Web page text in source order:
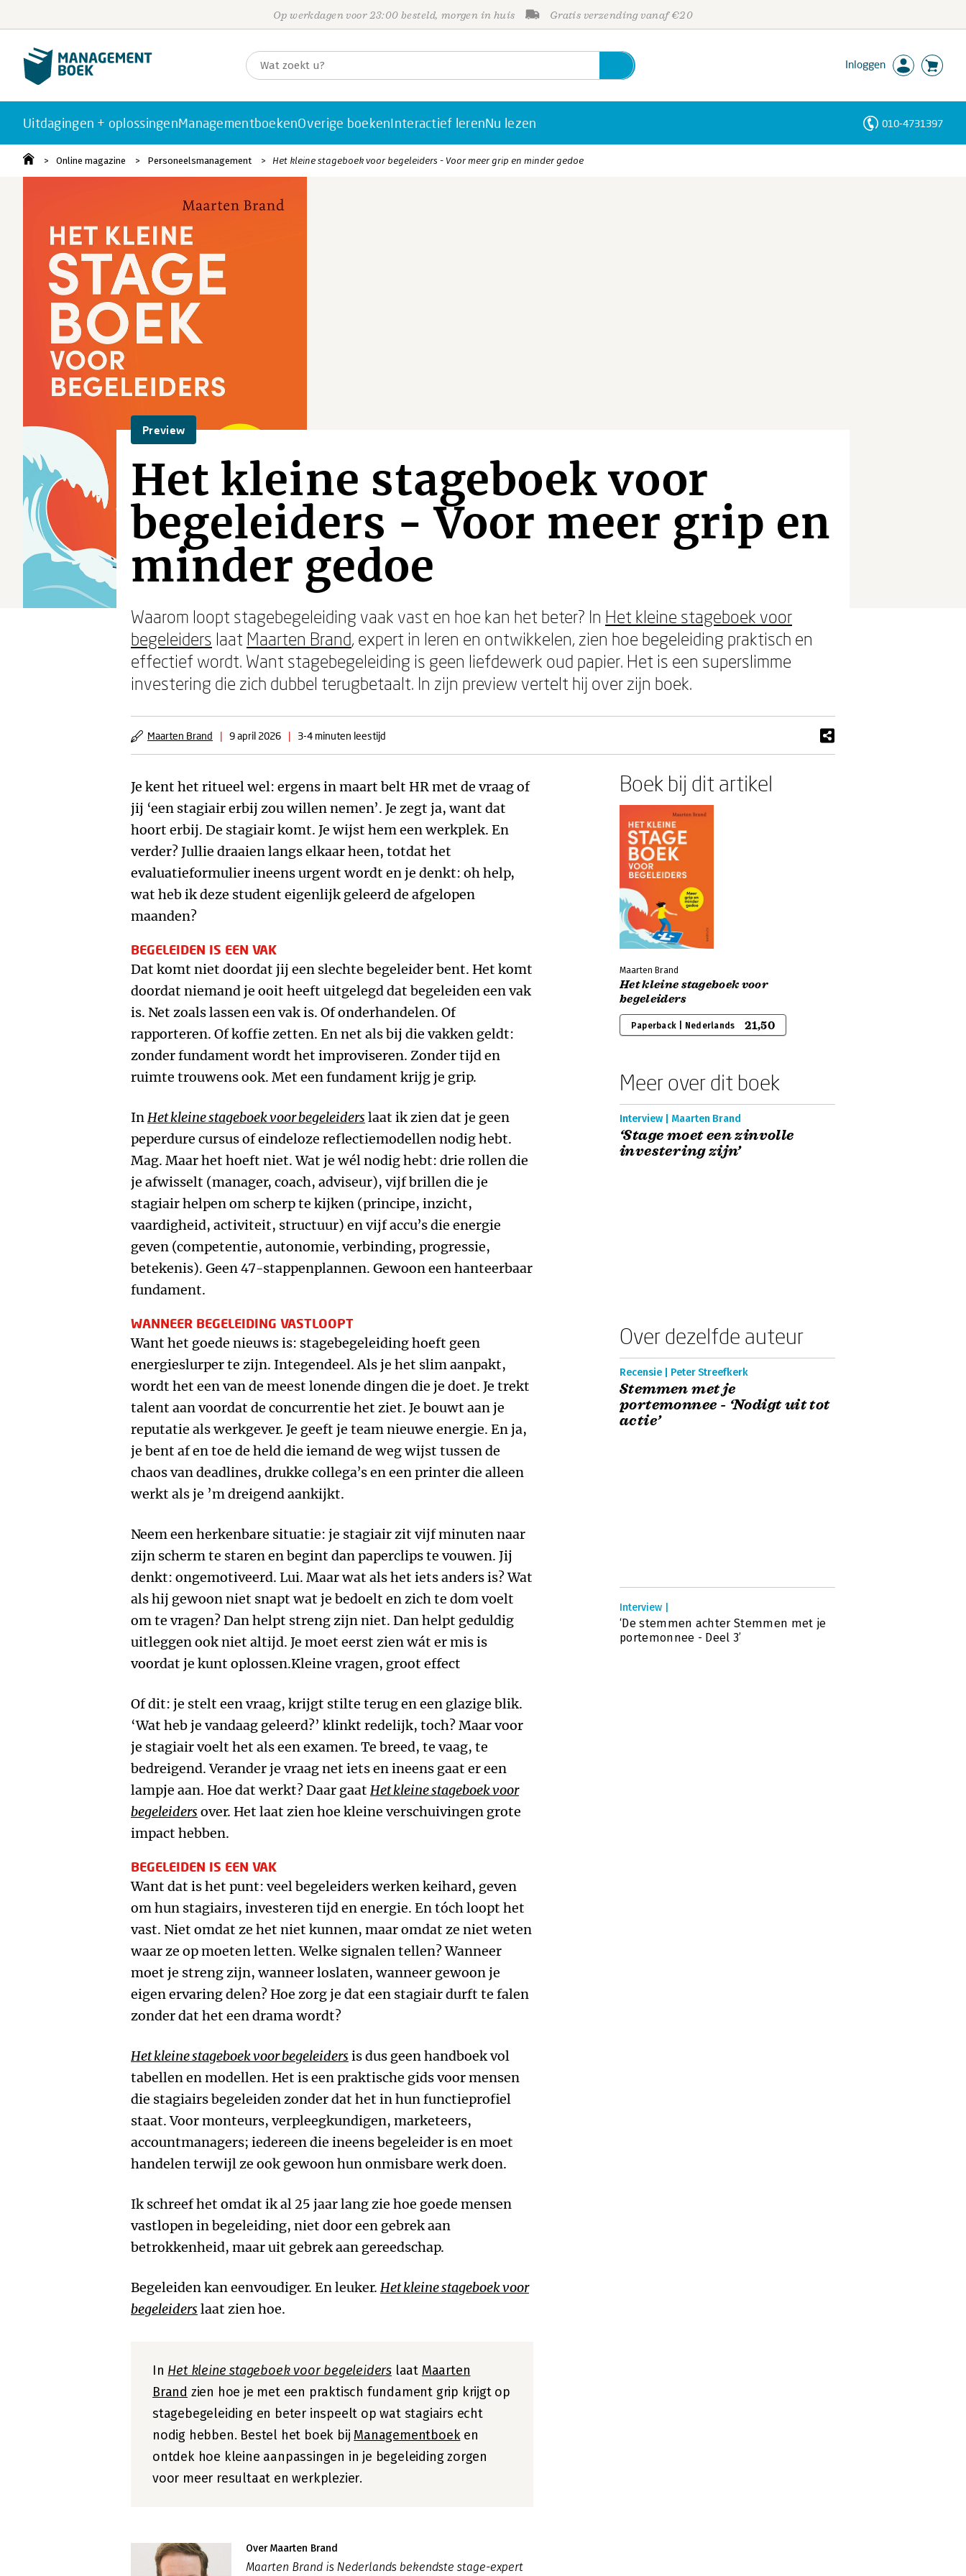
Op werkdagen voor 23:00 besteld, morgen in huis Gratis verzending vanaf €20
Inloggen
Uitdagingen + oplossingenManagementboekenOverige boekenInteractief lerenNu lezen 010-4731397
Online magazine Personeelsmanagement Het kleine stageboek voor begeleiders - Voor meer grip en minder gedoe
Preview
Het kleine stageboek voor
begeleiders - Voor meer grip en
minder gedoe
Waarom loopt stagebegeleiding vaak vast en hoe kan het beter? In Het kleine stageboek voor
begeleiders laat Maarten Brand, expert in leren en ontwikkelen, zien hoe begeleiding praktisch en
effectief wordt. Want stagebegeleiding is geen liefdewerk oud papier. Het is een superslimme
investering die zich dubbel terugbetaalt. In zijn preview vertelt hij over zijn boek.
Maarten Brand | 9 april 2026 | 3-4 minuten leestijd
Je kent het ritueel wel: ergens in maart belt HR met de vraag of
jij ‘een stagiair erbij zou willen nemen’. Je zegt ja, want dat
hoort erbij. De stagiair komt. Je wijst hem een werkplek. En
verder? Jullie draaien langs elkaar heen, totdat het
evaluatieformulier ineens urgent wordt en je denkt: oh help,
wat heb ik deze student eigenlijk geleerd de afgelopen
maanden?
BEGELEIDEN IS EEN VAK
Dat komt niet doordat jij een slechte begeleider bent. Het komt
doordat niemand je ooit heeft uitgelegd dat begeleiden een vak
is. Net zoals lassen een vak is. Of onderhandelen. Of
rapporteren. Of koffie zetten. En net als bij die vakken geldt:
zonder fundament wordt het improviseren. Zonder tijd en
ruimte trouwens ook. Met een fundament krijg je grip.
InHet kleine stageboek voor begeleiders laat ik zien dat je geen
peperdure cursus of eindeloze reflectiemodellen nodig hebt.
Mag. Maar het hoeft niet. Wat je wél nodig hebt: drie rollen die
je afwisselt (manager, coach, adviseur), vijf brillen die je
stagiair helpen om scherp te kijken (principe, inzicht,
vaardigheid, activiteit, structuur) en vijf accu’s die energie
geven (competentie, autonomie, verbinding, progressie,
betekenis). Geen 47-stappenplannen. Gewoon een hanteerbaar
fundament.
WANNEER BEGELEIDING VASTLOOPT
Want het goede nieuws is: stagebegeleiding hoeft geen
energieslurper te zijn. Integendeel. Als je het slim aanpakt,
wordt het een van de meest lonende dingen die je doet. Je trekt
talent aan voordat de concurrentie het ziet. Je bouwt aan je
reputatie als werkgever. Je geeft je team nieuwe energie. En ja,
je bent af en toe de held die iemand de weg wijst tussen de
chaos van deadlines, drukke collega’s en een printer die alleen
werkt als je ’m dreigend aankijkt.
Neem een herkenbare situatie: je stagiair zit vijf minuten naar
zijn scherm te staren en begint dan paperclips te vouwen. Jij
denkt: ongemotiveerd. Lui. Maar wat als het iets anders is? Wat
als hij gewoon niet snapt wat je bedoelt en zich te dom voelt
om te vragen? Dan helpt streng zijn niet. Dan helpt geduldig
uitleggen ook niet altijd. Je moet eerst zien wát er mis is
voordat je kunt oplossen.Kleine vragen, groot effect
Of dit: je stelt een vraag, krijgt stilte terug en een glazige blik.
‘Wat heb je vandaag geleerd?’ klinkt redelijk, toch? Maar voor
je stagiair voelt het als een examen. Te breed, te vaag, te
bedreigend. Verander je vraag net iets en ineens gaat er een
lampje aan. Hoe dat werkt? Daar gaat Het kleine stageboek voor
begeleiders over. Het laat zien hoe kleine verschuivingen grote
impact hebben.
BEGELEIDEN IS EEN VAK
Want dat is het punt: veel begeleiders werken keihard, geven
om hun stagiairs, investeren tijd en energie. En tóch loopt het
vast. Niet omdat ze het niet kunnen, maar omdat ze niet weten
waar ze op moeten letten. Welke signalen tellen? Wanneer
moet je streng zijn, wanneer loslaten, wanneer gewoon je
eigen ervaring delen? Hoe zorg je dat een stagiair durft te falen
zonder dat het een drama wordt?
Het kleine stageboek voor begeleiders is dus geen handboek vol
tabellen en modellen. Het is een praktische gids voor mensen
die stagiairs begeleiden zonder dat het in hun functieprofiel
staat. Voor monteurs, verpleegkundigen, marketeers,
accountmanagers; iedereen die ineens begeleider is en moet
handelen terwijl ze ook gewoon hun onmisbare werk doen.
Ik schreef het omdat ik al 25 jaar lang zie hoe goede mensen
vastlopen in begeleiding, niet door een gebrek aan
betrokkenheid, maar uit gebrek aan gereedschap.
Begeleiden kan eenvoudiger. En leuker. Het kleine stageboek voor
begeleiders laat zien hoe.
In Het kleine stageboek voor begeleiders laat Maarten
Brand zien hoe je met een praktisch fundament grip krijgt op
stagebegeleiding en beter inspeelt op wat stagiairs echt
nodig hebben. Bestel het boek bij Managementboeken
ontdek hoe kleine aanpassingen in je begeleiding zorgen
voor meer resultaat en werkplezier.
Over Maarten Brand
Maarten Brand is Nederlands bekendste stage-expert
Boek bij dit artikel
Maarten Brand
Het kleine stageboek voor
begeleiders
Paperback | Nederlands 21,50
Meer over dit boek
Interview | Maarten Brand
‘Stage moet een zinvolle
investering zijn’
Over dezelfde auteur
Recensie | Peter Streefkerk
Stemmen met je
portemonnee - ‘Nodigt uit tot
actie’
Interview |
‘De stemmen achter Stemmen met je
portemonnee - Deel 3’
Personen